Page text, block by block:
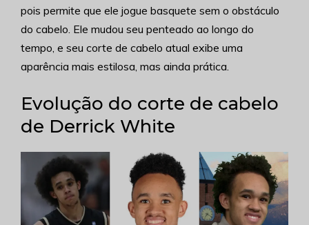
pois permite que ele jogue basquete sem o obstáculo
do cabelo. Ele mudou seu penteado ao longo do
tempo, e seu corte de cabelo atual exibe uma
aparência mais estilosa, mas ainda prática.
Evolução do corte de cabelo
de Derrick White